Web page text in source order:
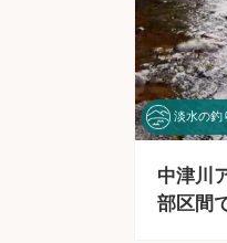
淡水の釣
中津川
部区間